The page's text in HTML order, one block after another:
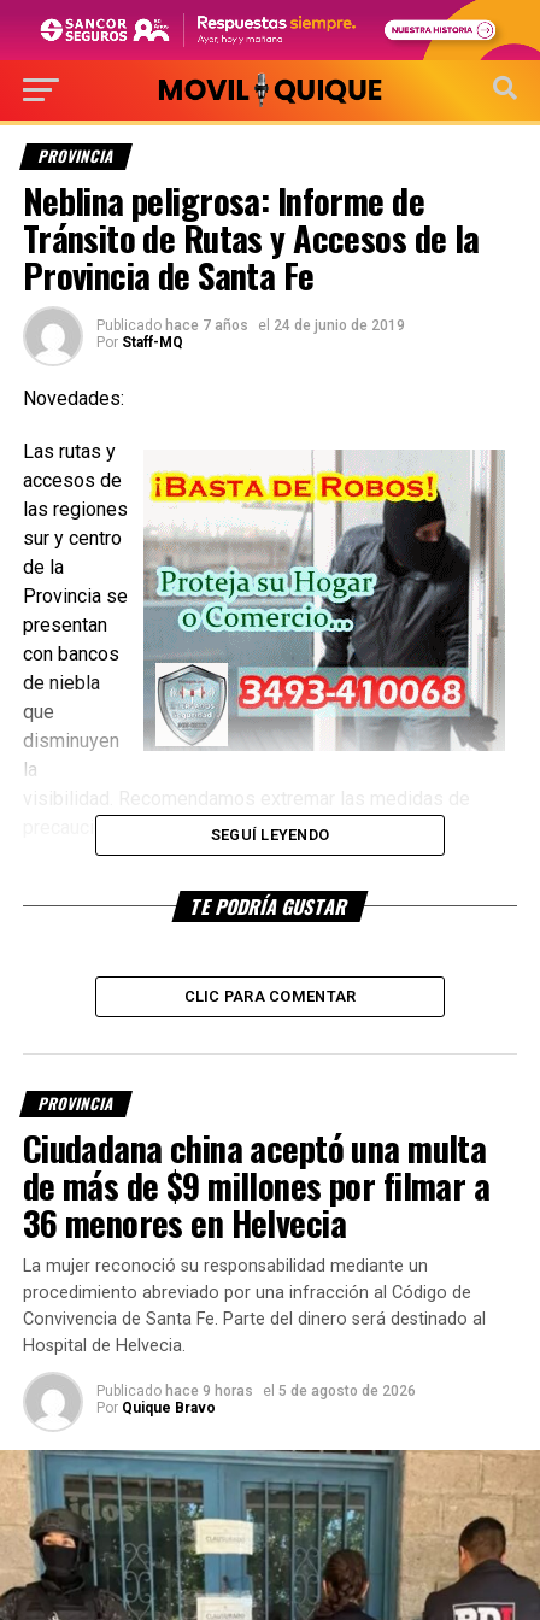
PROVINCIA
Neblina peligrosa: Informe de
Tránsito de Rutas y Accesos de la
Provincia de Santa Fe
Publicado hace 7 años el 24 de junio de 2019
Por Staff-MQ
Novedades:
Las rutas y
accesos de
las regiones
sur y centro
de la
Provincia se
presentan
con bancos
de niebla
que
disminuyen
la
encendidas, reducir la velocidad, aumentar la distancia de
Recordatorios:
Autopista Rosario-Córdoba: Se realizan obras de
repavimentación del km 328 al 325, sentido a Rosario,
altura de la localidad de San Jerónimo Sud. Se desvía a
carril lento.
RN 11: La Dirección Nacional de Vialidad informó que
partir de esta semana comenzó la ejecución de trabajos
de repavimentación y bacheo, reparación de puentes,
reacondicionamiento de banquinas, colocación y
SEGUÍ LEYENDO
TE PODRÍA GUSTAR
CLIC PARA COMENTAR
PROVINCIA
Ciudadana china aceptó una multa
de más de $9 millones por filmar a
36 menores en Helvecia
La mujer reconoció su responsabilidad mediante un
procedimiento abreviado por una infracción al Código de
Convivencia de Santa Fe. Parte del dinero será destinado al
Hospital de Helvecia.
Publicado hace 9 horas el 5 de agosto de 2026
Por Quique Bravo